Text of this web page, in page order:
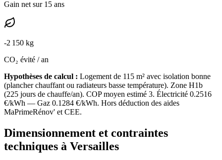
Gain net sur 15 ans
-2 150 kg
CO₂ évité / an
Hypothèses de calcul : Logement de 115 m² avec isolation bonne
(plancher chauffant ou radiateurs basse température). Zone H1b
(225 jours de chauffe/an). COP moyen estimé 3. Électricité 0.2516
€/kWh — Gaz 0.1284 €/kWh. Hors déduction des aides
MaPrimeRénov' et CEE.
Dimensionnement et contraintes
techniques à Versailles